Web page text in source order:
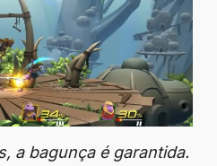
a bagunça é garantida.